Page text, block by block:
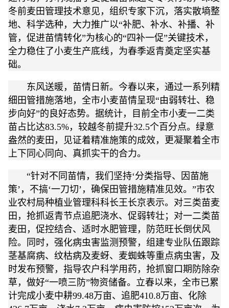
冬前麦田管理技术意见，组织专家下沉，落实散墒整
地、科学选种，大力推广以“补肥、补水、补播、补
管，促进苗情转化”为核心的“四补一促”关键技术，
全力稳住了小麦生产底线，为春季返青奠定坚实基
础。
东风送暖，苗情日新。今春以来，通过一系列精
细田管措施落地，全市小麦苗情呈现“由弱转壮、稳
步向好”的良好态势。据统计，目前全市小麦一二类
苗占比达83.5%，较越冬前提升32.5个百分点。绿意
盎然的麦田，见证着精准施策的成效，更凝聚着全市
上下同心同向、真抓实干的合力。
“针对不同苗情，我们坚持‘分类指导、因苗施
策’，不搞‘一刀切’，确保田管措施精准见效。”市农
业农村局种植业管理科科长王长京表示。对三类苗麦
田，抢抓返青节点追肥浇水、促弱转壮；对一二类苗
麦田，促控结合、适时水肥管理，防范旺长倒伏风
险。同时，强化病虫害监测预警，组建专业队伍跟踪
茎基腐病、纹枯病及麦蚜、麦蜘蛛等重点病虫害，及
时发布预警，指导农户科学用药，抢抓窗口期防除杂
草，做好“一喷三防”物资储备。立春以来，全市已累
计完成小麦中耕99.48万亩、追肥410.8万亩、化除